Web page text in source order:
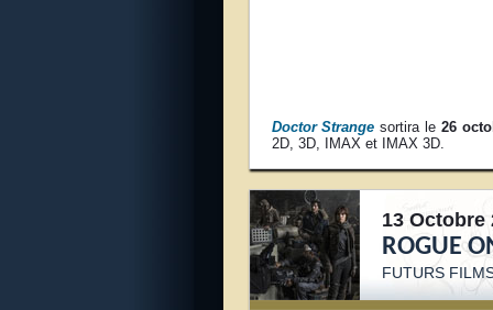
Doctor Strange sortira le 26
2D, 3D, IMAX et IMAX 3D.
13 Octobre
ROGUE
FUTURS